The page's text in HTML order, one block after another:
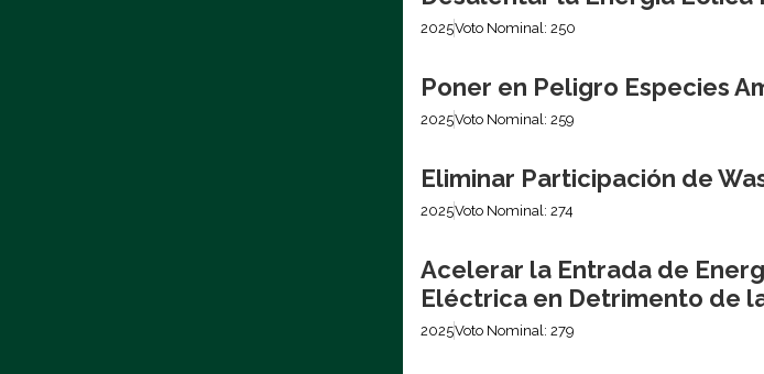
2025Voto Nominal: 250
Poner en Peligro Especies
2025Voto Nominal: 259
Eliminar Participación de
2025Voto Nominal: 274
Acelerar la Entrada de
Eléctrica en Detrimento de
2025Voto Nominal: 279